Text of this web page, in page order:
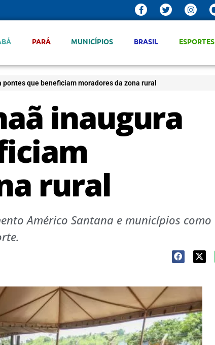
PARÁ MUNICÍPIOS BRASIL ESPORTES
que beneficiam moradores da zona rural
inaugura
rural
Américo Santana e municípios como